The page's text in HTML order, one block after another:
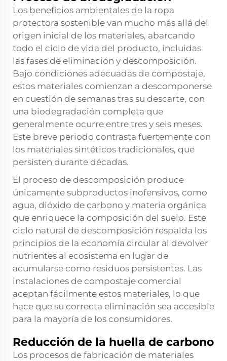
Los beneficios ambientales de la ropa
protectora sostenible van mucho más allá del
origen inicial de los materiales, abarcando
todo el ciclo de vida del producto, incluidas
las fases de eliminación y descomposición.
Bajo condiciones adecuadas de compostaje,
estos materiales comienzan a descomponerse
en cuestión de semanas tras su descarte, con
una biodegradación completa que
generalmente ocurre entre tres y seis meses.
Este breve periodo contrasta fuertemente con
los materiales sintéticos tradicionales, que
persisten durante décadas.
El proceso de descomposición produce
únicamente subproductos inofensivos, como
agua, dióxido de carbono y materia orgánica
que enriquece la composición del suelo. Este
ciclo natural de descomposición respalda los
principios de la economía circular al devolver
nutrientes al ecosistema en lugar de
acumularse como residuos persistentes. Las
instalaciones de compostaje comercial
aceptan fácilmente estos materiales, lo que
hace que su correcta eliminación sea accesible
para la mayoría de los consumidores.
Reducción de la huella de carbono
Los procesos de fabricación de materiales